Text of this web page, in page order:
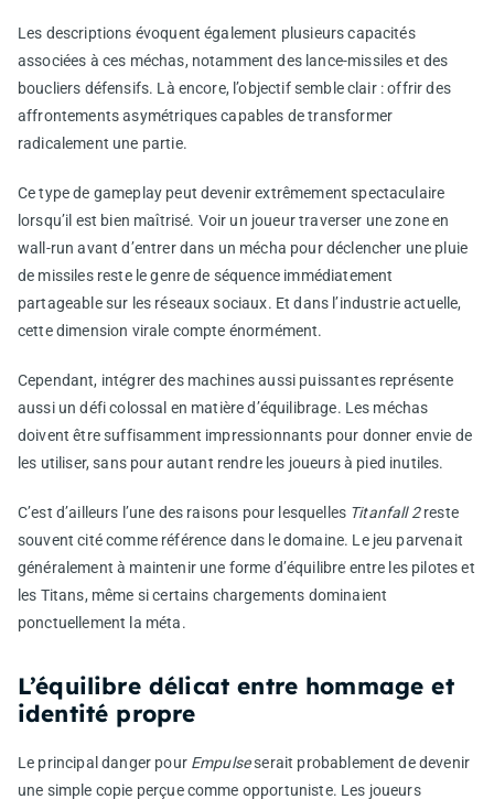
Les descriptions évoquent également plusieurs capacités
associées à ces méchas, notamment des lance-missiles et des
boucliers défensifs. Là encore, l’objectif semble clair : offrir des
affrontements asymétriques capables de transformer
radicalement une partie.
Ce type de gameplay peut devenir extrêmement spectaculaire
lorsqu’il est bien maîtrisé. Voir un joueur traverser une zone en
wall-run avant d’entrer dans un mécha pour déclencher une pluie
de missiles reste le genre de séquence immédiatement
partageable sur les réseaux sociaux. Et dans l’industrie actuelle,
cette dimension virale compte énormément.
Cependant, intégrer des machines aussi puissantes représente
aussi un défi colossal en matière d’équilibrage. Les méchas
doivent être suffisamment impressionnants pour donner envie de
les utiliser, sans pour autant rendre les joueurs à pied inutiles.
C’est d’ailleurs l’une des raisons pour lesquelles Titanfall 2reste
souvent cité comme référence dans le domaine. Le jeu parvenait
généralement à maintenir une forme d’équilibre entre les pilotes et
les Titans, même si certains chargements dominaient
ponctuellement la méta.
L’équilibre délicat entre hommage et
identité propre
Le principal danger pour Empulseserait probablement de devenir
une simple copie perçue comme opportuniste. Les joueurs